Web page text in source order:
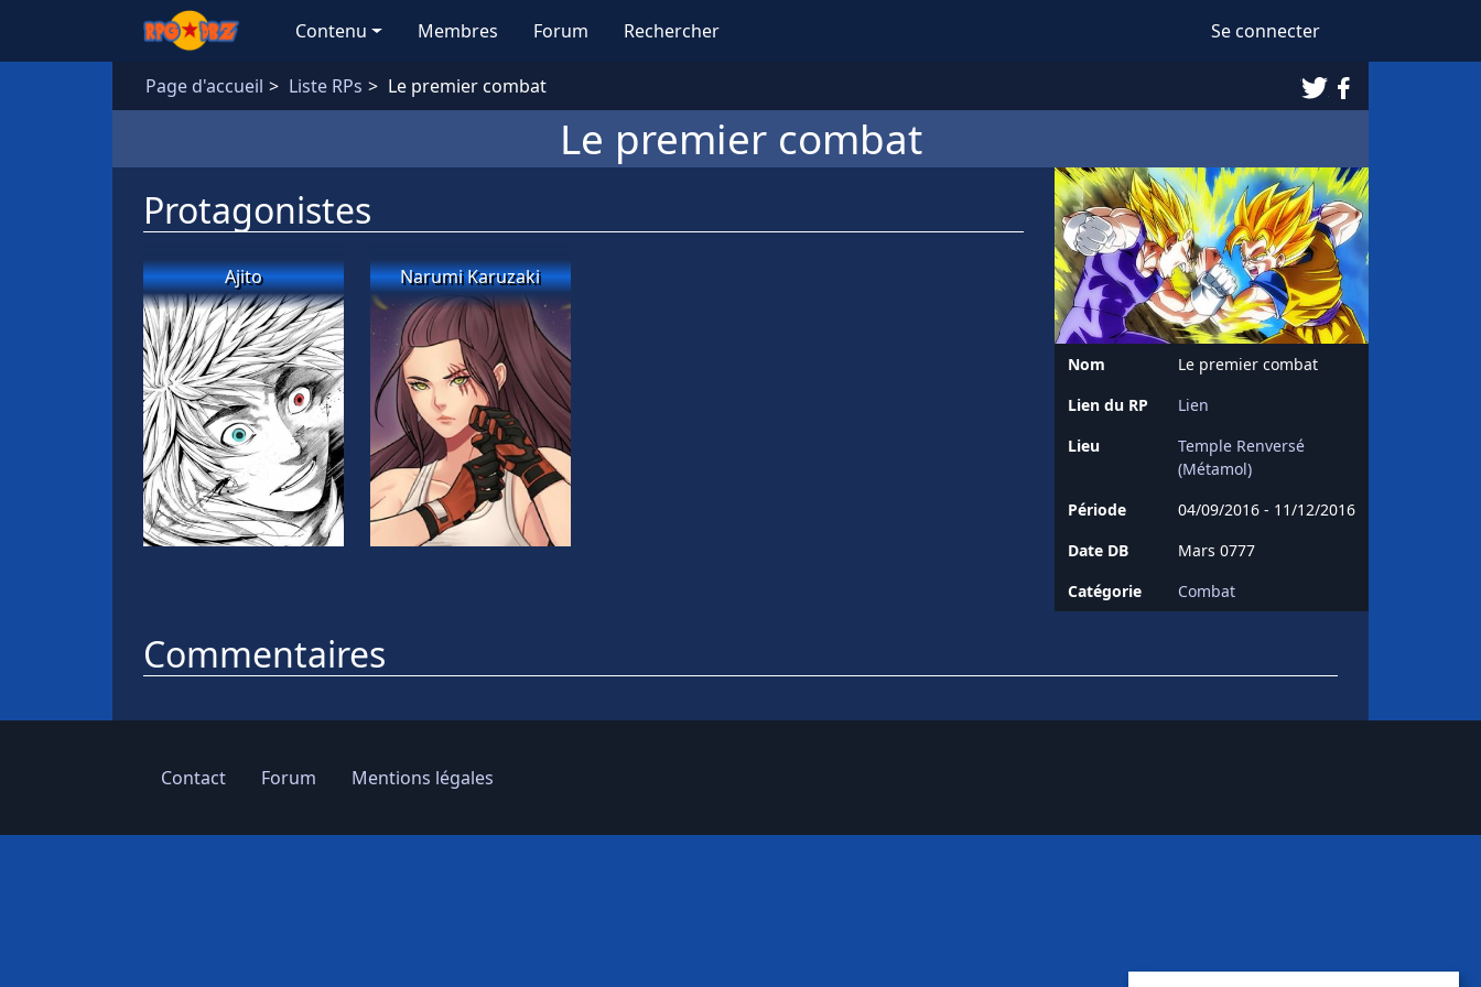
Aller au contenu principal
Contenu Membres Forum Rechercher Se connecter
Page d'accueil Liste RPs Le premier combat TwitterFacebook
Le premier combat
Nom
Le premier combat
Lien du RP
Lien
Lieu
Temple Renversé
(Métamol)
Période
04/09/2016 - 11/12/2016
Date DB
Mars 0777
Catégorie
Combat
Protagonistes
Ajito Narumi Karuzaki
Commentaires
Contact Forum Mentions légales